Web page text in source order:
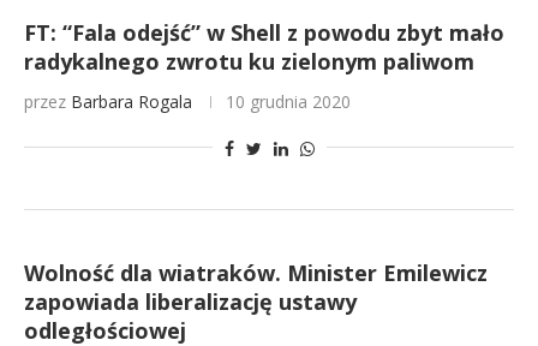
FT: “Fala odejść” w Shell z powodu zbyt mało
radykalnego zwrotu ku zielonym paliwom
przez Barbara Rogala 10 grudnia 2020
Wolność dla wiatraków. Minister Emilewicz
zapowiada liberalizację ustawy
odległościowej